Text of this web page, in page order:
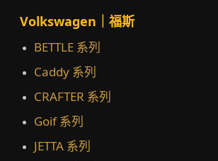
Volkswagen｜福斯
BETTLE 系列
Caddy 系列
CRAFTER 系列
Goif 系列
JETTA 系列